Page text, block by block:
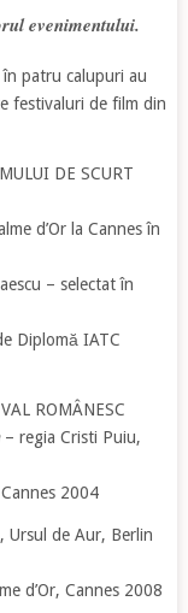
evenimentului.
patru calupuri au
festivaluri de film din
DE SCURT
d’Or la Cannes în
– selectat în
Diplomă IATC
ROMÂNESC
– regia Cristi Puiu,
2004
de Aur, Berlin
d’Or, Cannes 2008